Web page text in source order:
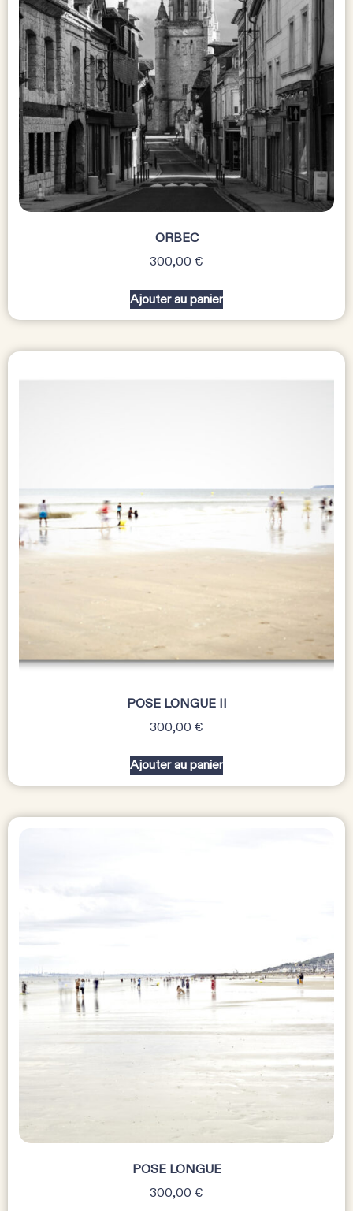
ORBEC
300,00 €
Ajouter au panier
POSE LONGUE II
300,00 €
Ajouter au panier
POSE LONGUE
300,00 €